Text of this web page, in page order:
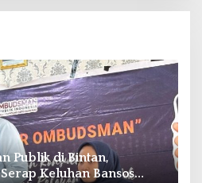
Publik di Bintan,
Keluhan Bansos